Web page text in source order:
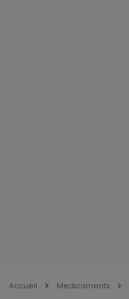
Accueil Medicaments